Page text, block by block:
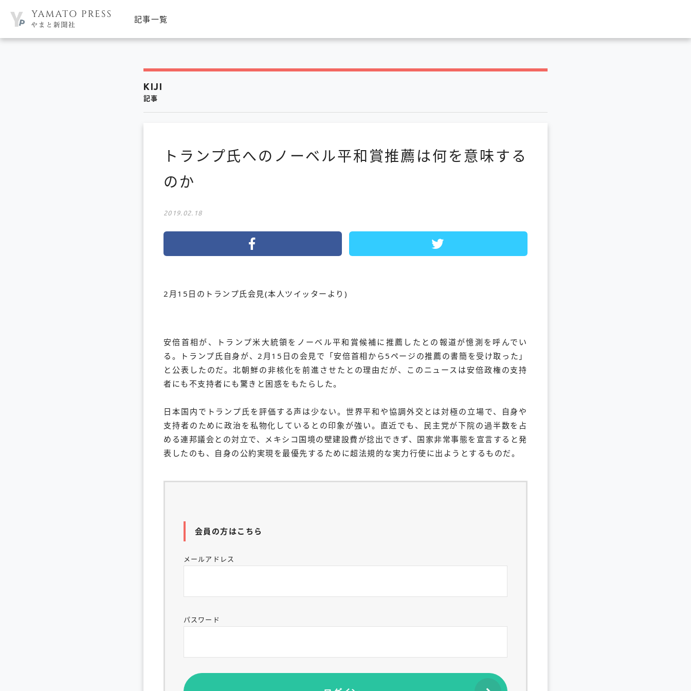
記事一覧
KIJI
記事
トランプ氏へのノーベル平和賞推薦は何を意味する
のか
2019.02.18
2月15日のトランプ氏会見(本人ツイッターより)
安倍首相が、トランプ米大統領をノーベル平和賞候補に推薦したとの報道が憶測を呼んでい
る。トランプ氏自身が、2月15日の会見で「安倍首相から5ページの推薦の書簡を受け取った」
と公表したのだ。北朝鮮の非核化を前進させたとの理由だが、このニュースは安倍政権の支持
者にも不支持者にも驚きと困惑をもたらした。
日本国内でトランプ氏を評価する声は少ない。世界平和や協調外交とは対極の立場で、自身や
支持者のために政治を私物化しているとの印象が強い。直近でも、民主党が下院の過半数を占
める連邦議会との対立で、メキシコ国境の壁建設費が捻出できず、国家非常事態を宣言すると発
表したのも、自身の公約実現を最優先するために超法規的な実力行使に出ようとするものだ。
会員の方はこちら
メールアドレス
パスワード